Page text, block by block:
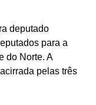
deputado
para a
do Norte. A
pelas três